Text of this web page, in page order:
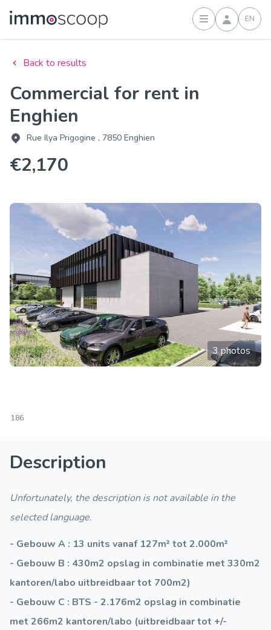
Sign inEN
Back to results
Commercial for rent in
Enghien
Rue Ilya Prigogine , 7850 Enghien
€2,170
3 photos
186
Description
Unfortunately, the description is not available in the
selected language.
- Gebouw A : 13 units vanaf 127m² tot 2.000m²
- Gebouw B : 430m2 opslag in combinatie met 330m2
kantoren/labo uitbreidbaar tot 700m2)
- Gebouw C : BTS - 2.176m2 opslag in combinatie
met 266m2 kantoren/labo (uitbreidbaar tot +/-